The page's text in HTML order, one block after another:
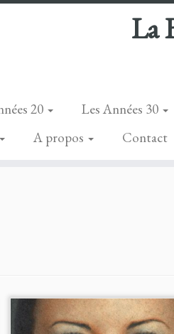
La
20 Les Années 30
A propos Contact